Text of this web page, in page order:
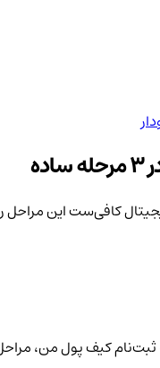
کافی‌ست این مراحل
ثبت‌نام کیف‌ پول من،